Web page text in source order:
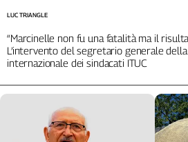
Abruzzo-
Molise
Adige
“Marcinelle non fu una fatalità ma il
L’intervento del segretario generale
internazionale dei sindacati ITUC
LUC TRIANGLE